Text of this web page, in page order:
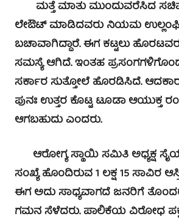
ಮತ್ತೆ ಮಾತು ಮುಂದುವರೆಸಿದ
ಲೇಔಟ್ ಮಾಡಿದವರು ನಿಯಮ
ಬಚಾವಾಗಿದ್ದಾರೆ. ಈಗ ಕಟ್ಟಲು
ಸಮಸ್ಯೆ ಆಗಿದೆ. ಇಂತಹ
ಸರ್ಕಾರ ಸುತ್ತೋಲೆ ಹೊರಡಿಸಿದೆ.
ಪುನಃ ಉತ್ತರ ಕೊಟ್ಟ ಟೂಡಾ ಆಯುಕ್ತ
ಆಗಬಹುದು ಎಂದರು.
ಆರೋಗ್ಯ ಸ್ಥಾಯಿ ಸಮಿತಿ ಅಧ್ಯಕ್ಷ
ಸಂಖ್ಯೆ ಹೊಂದಿರುವ 1 ಲಕ್ಷ 15 ಸಾವಿರ
ಈಗ ಅದು ಸಾಧ್ಯವಾಗದೆ ಜನರಿಗೆ
ಗಮನ ಸೆಳೆದರು. ಪಾಲಿಕೆಯ ವಿರೋಧ